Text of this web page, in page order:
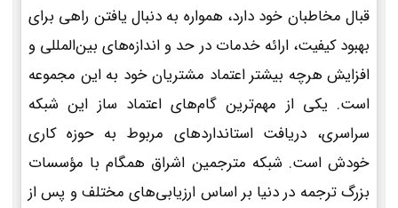
قبال مخاطبان خود دارد، همواره به دنبال یافتن راهی برای
بهبود کیفیت، ارائه خدمات در حد و اندازه‌های بین‌المللی و
افزایش هرچه بیشتر اعتماد مشتریان خود به این مجموعه
است. یکی از مهم‌ترین گام‌های اعتماد ساز این شبکه
سراسری، دریافت استانداردهای مربوط به حوزه کاری
خودش است. شبکه مترجمین اشراق همگام با مؤسسات
بزرگ ترجمه در دنیا بر اساس ارزیابی‌های مختلف و پس از